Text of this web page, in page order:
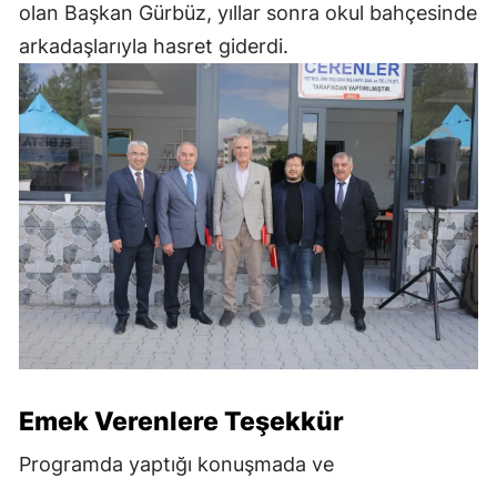
olan Başkan Gürbüz, yıllar sonra okul bahçesinde
arkadaşlarıyla hasret giderdi.
Emek Verenlere Teşekkür
Programda yaptığı konuşmada ve